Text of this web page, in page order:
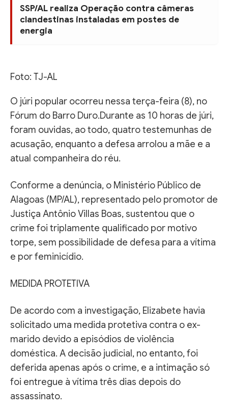
SSP/AL realiza Operação contra câmeras
clandestinas instaladas em postes de
energia
Foto: TJ-AL
O júri popular ocorreu nessa terça-feira (8), no
Fórum do Barro Duro.Durante as 10 horas de júri,
foram ouvidas, ao todo, quatro testemunhas de
acusação, enquanto a defesa arrolou a mãe e a
atual companheira do réu.
Conforme a denúncia, o Ministério Público de
Alagoas (MP/AL), representado pelo promotor de
Justiça Antônio Villas Boas, sustentou que o
crime foi triplamente qualificado por motivo
torpe, sem possibilidade de defesa para a vítima
e por feminicídio.
MEDIDA PROTETIVA
De acordo com a investigação, Elizabete havia
solicitado uma medida protetiva contra o ex-
marido devido a episódios de violência
doméstica. A decisão judicial, no entanto, foi
deferida apenas após o crime, e a intimação só
foi entregue à vítima três dias depois do
assassinato.